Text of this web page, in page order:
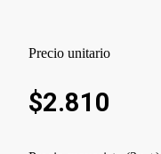
Precio unitario
$2.810